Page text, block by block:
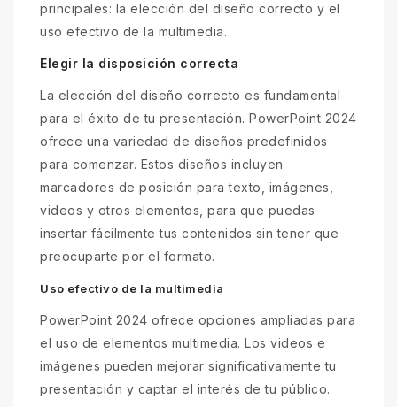
principales: la elección del diseño correcto y el
uso efectivo de la multimedia.
Elegir la disposición correcta
La elección del diseño correcto es fundamental
para el éxito de tu presentación. PowerPoint 2024
ofrece una variedad de diseños predefinidos
para comenzar. Estos diseños incluyen
marcadores de posición para texto, imágenes,
videos y otros elementos, para que puedas
insertar fácilmente tus contenidos sin tener que
preocuparte por el formato.
Uso efectivo de la multimedia
PowerPoint 2024 ofrece opciones ampliadas para
el uso de elementos multimedia. Los videos e
imágenes pueden mejorar significativamente tu
presentación y captar el interés de tu público.